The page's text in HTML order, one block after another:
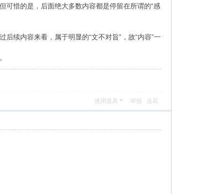
惜的是，后面绝大多数内容都是停留在所谓的“感
续内容来看，属于明显的“文不对旨”，故“内容”一
使用道具 举报 送花